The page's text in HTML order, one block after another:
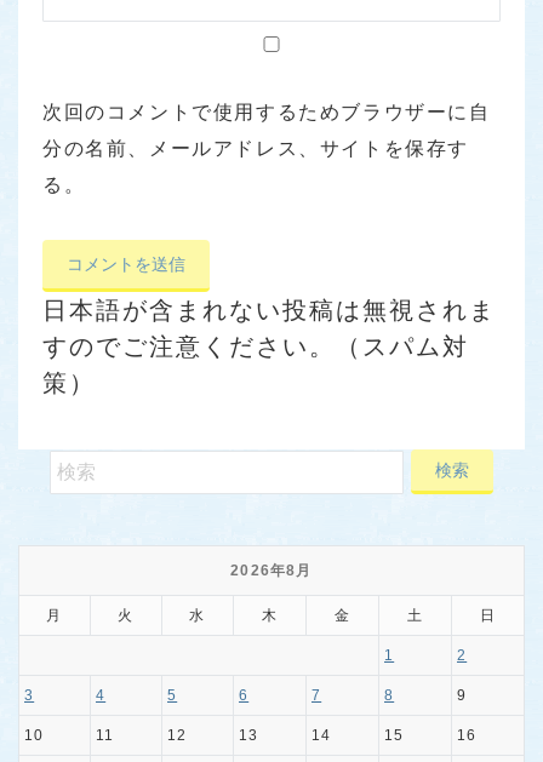
次回のコメントで使用するためブラウザーに自
分の名前、メールアドレス、サイトを保存す
る。
日本語が含まれない投稿は無視されま
すのでご注意ください。（スパム対
策）
2026年8月
月 火 水 木 金 土 日
1 2
3 4 5 6 7 8 9
10 11 12 13 14 15 16